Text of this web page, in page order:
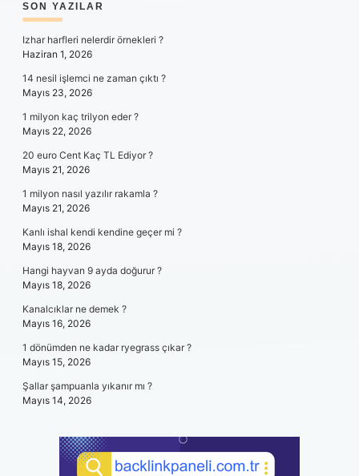
SIDEBAR
SON YAZILAR
Izhar harfleri nelerdir örnekleri ?
Haziran 1, 2026
14 nesil işlemci ne zaman çıktı ?
Mayıs 23, 2026
1 milyon kaç trilyon eder ?
Mayıs 22, 2026
20 euro Cent Kaç TL Ediyor ?
Mayıs 21, 2026
1 milyon nasıl yazılır rakamla ?
Mayıs 21, 2026
Kanlı ishal kendi kendine geçer mi ?
Mayıs 18, 2026
Hangi hayvan 9 ayda doğurur ?
Mayıs 18, 2026
Kanalcıklar ne demek ?
Mayıs 16, 2026
1 dönümden ne kadar ryegrass çıkar ?
Mayıs 15, 2026
Şallar şampuanla yıkanır mı ?
Mayıs 14, 2026